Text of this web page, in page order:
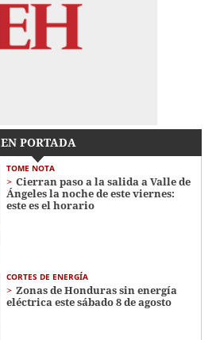
EN PORTADA
TOME NOTA
Cierran paso a la salida a Valle de
Ángeles la noche de este viernes:
este es el horario
CORTES DE ENERGÍA
Zonas de Honduras sin energía
eléctrica este sábado 8 de agosto